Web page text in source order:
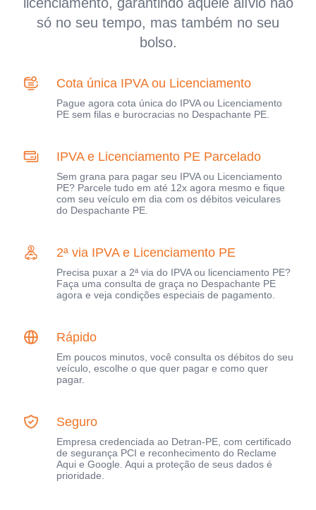
só no seu tempo, mas também no seu
bolso.
Cota única IPVA ou Licenciamento
Pague agora cota única do IPVA ou Licenciamento
PE sem filas e burocracias no Despachante PE.
IPVA e Licenciamento PE Parcelado
Sem grana para pagar seu IPVA ou Licenciamento
PE? Parcele tudo em até 12x agora mesmo e fique
com seu veículo em dia com os débitos veiculares
do Despachante PE.
2ª via IPVA e Licenciamento PE
Precisa puxar a 2ª via do IPVA ou licenciamento PE?
Faça uma consulta de graça no Despachante PE
agora e veja condições especiais de pagamento.
Rápido
Em poucos minutos, você consulta os débitos do seu
veículo, escolhe o que quer pagar e como quer
pagar.
Seguro
Empresa credenciada ao Detran-PE, com certificado
de segurança PCI e reconhecimento do Reclame
Aqui e Google. Aqui a proteção de seus dados é
prioridade.